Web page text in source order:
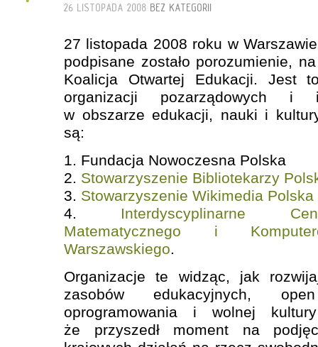
26 LISTOPADA 2008 BEZ KATEGORII
27 listopada 2008 roku w
podpisane zostało porozumienie,
Koalicja Otwartej Edukacji. Jest
organizacji pozarządowych i
w obszarze edukacji, nauki i
są:
1. Fundacja Nowoczesna Polska
2. Stowarzyszenie Bibliotekarzy
3. Stowarzyszenie Wikimedia Polska
4. Interdyscyplinarne
Matematycznego i
Warszawskiego.
Organizacje te widząc, jak
zasobów edukacyjnych,
oprogramowania i wolnej
że przyszedł moment na